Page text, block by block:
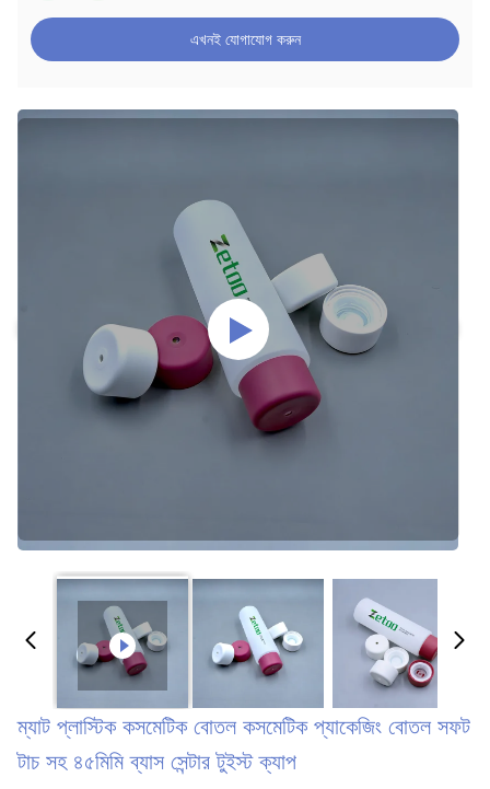
এখনই যোগাযোগ করুন
ম্যাট প্লাস্টিক কসমেটিক বোতল কসমেটিক প্যাকেজিং বোতল সফট
টাচ সহ ৪৫মিমি ব্যাস সেন্টার টুইস্ট ক্যাপ